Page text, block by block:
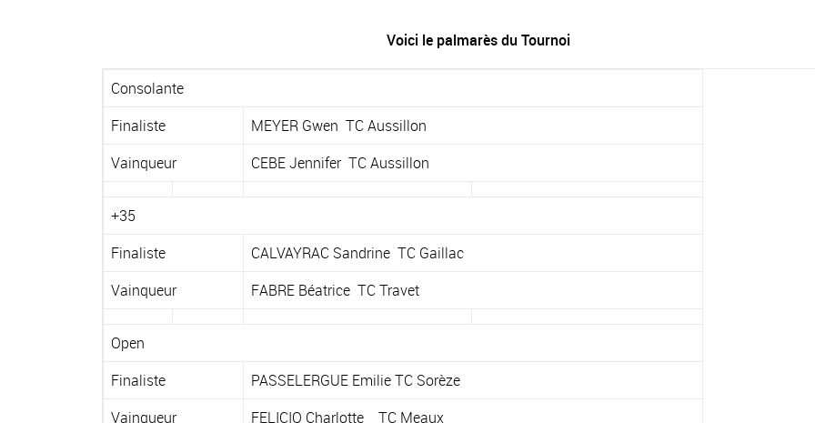
Voici le palmarès du Tournoi
Consolante
Finaliste
MEYER Gwen TC Aussillon
Vainqueur
CEBE Jennifer TC Aussillon
+35
Finaliste
CALVAYRAC Sandrine TC Gaillac
Vainqueur
FABRE Béatrice TC Travet
Open
Finaliste
PASSELERGUE Emilie TC Sorèze
Vainqueur
FELICIO Charlotte TC Meaux